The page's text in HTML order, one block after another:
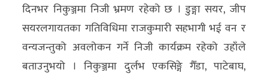
दिनभर निकुञ्जमा निजी भ्रमण रहेको छ । डुङ्गा सयर, जीप
सयरलगायतका गतिविधिमा राजकुमारी सहभागी भई वन र
वन्यजन्तुको अवलोकन गर्ने निजी कार्यक्रम रहेको उहाँले
बताउनुभयो । निकुञ्जमा दुर्लभ एकसिङ्गे गैँडा, पाटेबाघ,